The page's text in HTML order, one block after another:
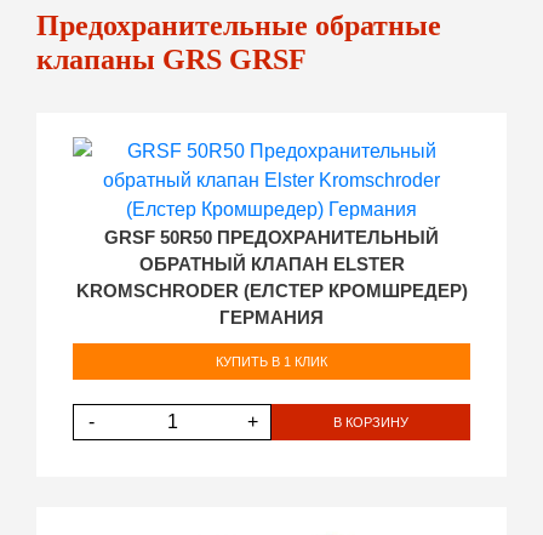
Предохранительные обратные
клапаны GRS GRSF
GRSF 50R50 ПРЕДОХРАНИТЕЛЬНЫЙ
ОБРАТНЫЙ КЛАПАН ELSTER
KROMSCHRODER (ЕЛСТЕР КРОМШРЕДЕР)
ГЕРМАНИЯ
КУПИТЬ В 1 КЛИК
- + В КОРЗИНУ